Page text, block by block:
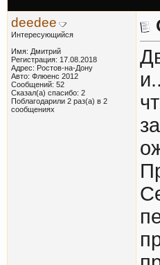
deedee
Интересующийся
Имя: Дмитрий
Регистрация: 17.08.2018
Адрес: Ростов-на-Дону
Авто: Флюенс 2012
Сообщений: 52
Сказал(а) спасибо: 2
Поблагодарили 2 раз(а) в 2
сообщениях